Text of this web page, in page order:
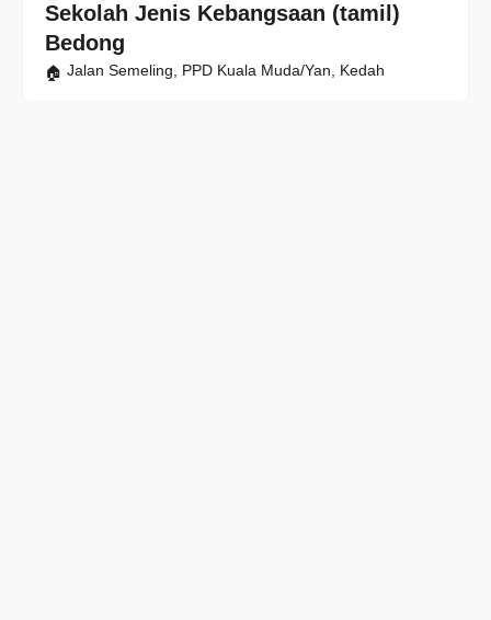
Sekolah Jenis Kebangsaan (tamil)
Bedong
Jalan Semeling, PPD Kuala Muda/Yan, Kedah